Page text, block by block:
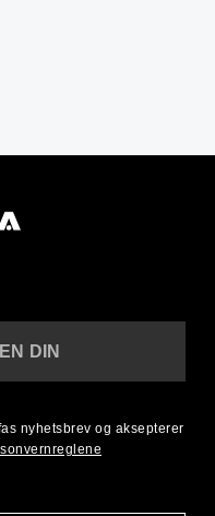
DIN
nyhetsbrev og aksepterer